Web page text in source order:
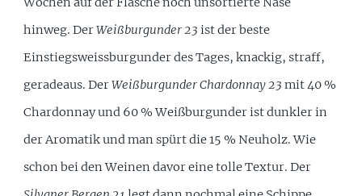
hinweg. DerWeißburgunder 23 ist der beste
Einstiegsweissburgunder des Tages, knackig, straff,
geradeaus. DerWeißburgunder Chardonnay 23 mit 40 %
Chardonnay und 60 % Weißburgunder ist dunkler in
der Aromatik und man spürt die 15 % Neuholz. Wie
schon bei den Weinen davor eine tolle Textur. Der